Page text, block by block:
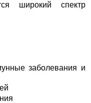
широкий спектр
заболевания и